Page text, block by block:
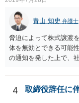
青山 知史 弁護士
脅迫によって株式譲渡
体を無効とできる可能
の通知を発した上で、
株主権確認訴訟等に発
しても、譲渡時の状況
社の定款等によって、
4 取締役辞任に